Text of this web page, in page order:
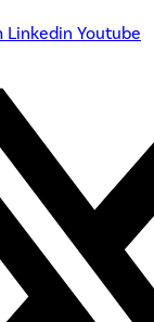
Linkedin Youtube